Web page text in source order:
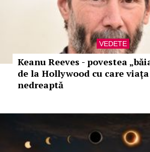
VEDETE
Keanu Reeves - povestea
de la Hollywood cu care
nedreaptă